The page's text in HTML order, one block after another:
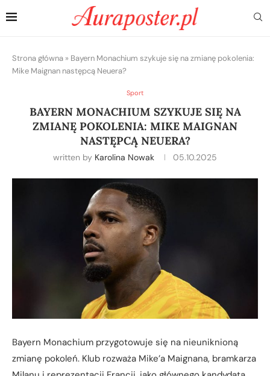
Strona główna » Bayern Monachium szykuje się na zmianę pokolenia:
Mike Maignan następcą Neuera?
Sport
BAYERN MONACHIUM SZYKUJE SIĘ NA
ZMIANĘ POKOLENIA: MIKE MAIGNAN
NASTĘPCĄ NEUERA?
written by Karolina Nowak 05.10.2025
Bayern Monachium przygotowuje się na nieuniknioną
zmianę pokoleń. Klub rozważa Mike’a Maignana, bramkarza